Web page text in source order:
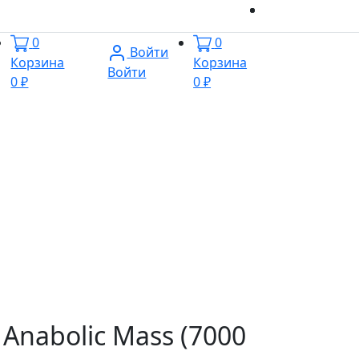
0
Корзина
0 ₽
Войти
Войти
0
Корзина
0 ₽
Mass (7000